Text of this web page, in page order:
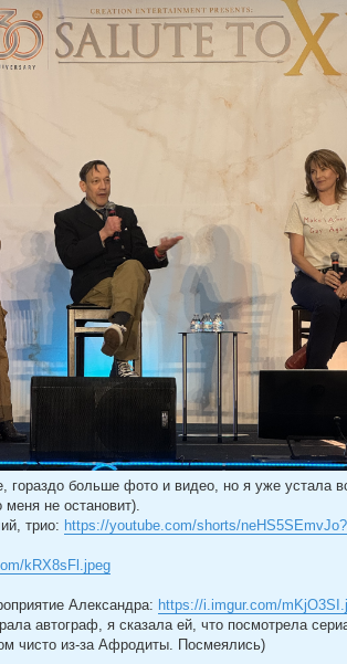
гораздо больше фото и видео, но я уже устала
меня не остановит).
трио: https://youtube.com/shorts/neHS5SEmvJo?
kRX8sFl.jpeg
Александра: https://i.imgur.com/
автограф, я сказала ей, что посмотрела
чисто из-за Афродиты. Посмеялись)